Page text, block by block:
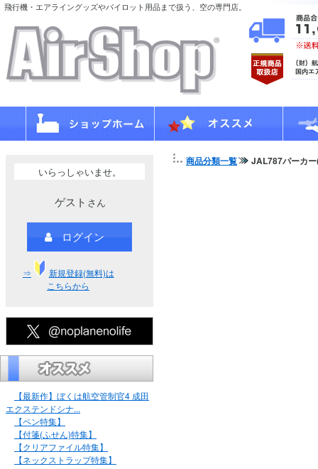
飛行機・エアライングッズやパイロット用品まで扱う、空の専門店。
いらっしゃいませ。
ゲスト さん
ログイン
⇒
新規登録(無料)は
こちらから
【最新作】ぼくは航空管制官4 成田
エクステンドシナ...
【ペン特集】
【付箋(ふせん)特集】
【クリアファイル特集】
【ネックストラップ特集】
商品分類一覧 JAL787パーカ